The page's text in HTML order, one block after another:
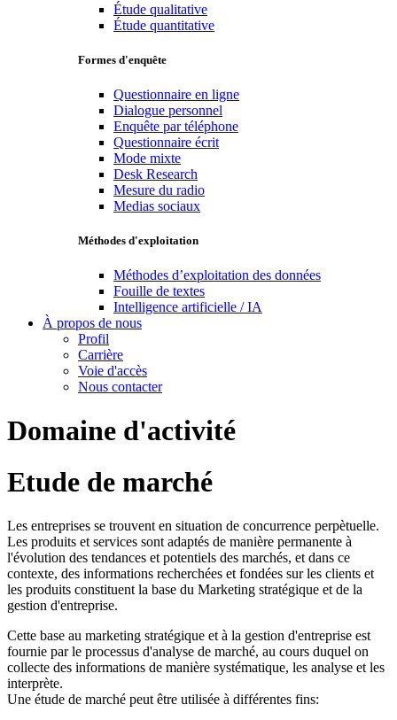
Étude qualitative
Étude quantitative
Formes d'enquête
Questionnaire en ligne
Dialogue personnel
Enquête par téléphone
Questionnaire écrit
Mode mixte
Desk Research
Mesure du radio
Medias sociaux
Méthodes d'exploitation
Méthodes d’exploitation des données
Fouille de textes
Intelligence artificielle / IA
À propos de nous
Profil
Carrière
Voie d'accès
Nous contacter
Domaine d'activité
Etude de marché
Les entreprises se trouvent en situation de concurrence perpètuelle.
Les produits et services sont adaptés de manière permanente à
l'évolution des tendances et potentiels des marchés, et dans ce
contexte, des informations recherchées et fondées sur les clients et
les produits constituent la base du Marketing stratégique et de la
gestion d'entreprise.
Cette base au marketing stratégique et à la gestion d'entreprise est
fournie par le processus d'analyse de marché, au cours duquel on
collecte des informations de manière systématique, les analyse et les
interprète.
Une étude de marché peut être utilisée à différentes fins: